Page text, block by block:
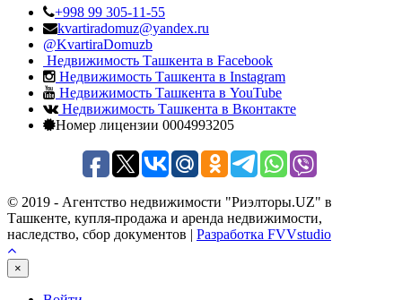
+998 99 305-11-55
kvartiradomuz@yandex.ru
@KvartiraDomuzb
Недвижимость Ташкента в Facebook
Недвижимость Ташкента в Instagram
Недвижимость Ташкента в YouTube
Недвижимость Ташкента в Вконтакте
Номер лицензии 0004993205
© 2019 - Агентство недвижимости "Риэлторы.UZ" в
Ташкенте, купля-продажа и аренда недвижимости,
наследство, сбор документов | Разработка FVVstudio
×